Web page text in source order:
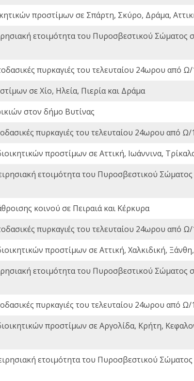
προστίμων σε Σπάρτη, Σκύρο, Δράμα,
ετοιμότητα του Πυροσβεστικού
πυρκαγιές του τελευταίου 24ωρου από
σε Χίο, Ηλεία, Πιερία και Δράμα
στον δήμο Βυτίνας
πυρκαγιές του τελευταίου 24ωρου από
προστίμων σε Αττική, Ιωάννινα,
ετοιμότητα του Πυροσβεστικού
κοινού σε Πειραιά και Κέρκυρα
πυρκαγιές του τελευταίου 24ωρου από
προστίμων σε Αττική, Χαλκιδική,
ετοιμότητα του Πυροσβεστικού
πυρκαγιές του τελευταίου 24ωρου από
προστίμων σε Αργολίδα, Κρήτη,
ετοιμότητα του Πυροσβεστικού